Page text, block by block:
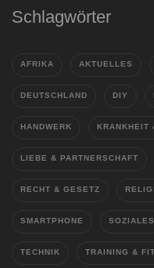
Schlagwörter
AFRIKA AKTUELLES
DEUTSCHLAND DIY
HANDWERK KRANKHEIT
LIEBE & PARTNERSCHAFT
RECHT & GESETZ
SMARTPHONE SOZIALES
TECHNIK TRAINING &